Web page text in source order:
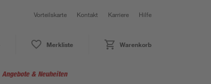
Vorteilskarte Kontakt Karriere Hilfe
Merkliste Warenkorb
Angebote & Neuheiten